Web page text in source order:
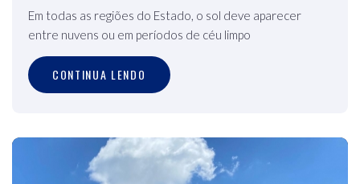
Em todas as regiões do Estado, o sol deve aparecer
entre nuvens ou em períodos de céu limpo
CONTINUA LENDO